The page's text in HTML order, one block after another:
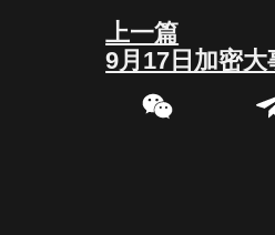
Prev
上一篇
9月17日加密大